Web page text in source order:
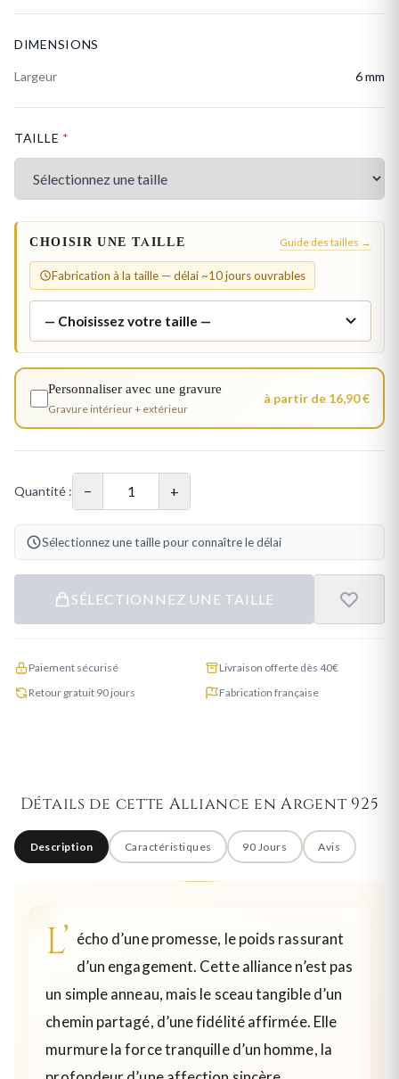
DIMENSIONS
Largeur 6 mm
TAILLE *
CHOISIR UNE TAILLE Guide des tailles →
Fabrication à la taille — délai ~10 jours ouvrables
Personnaliser avec une gravure
Gravure intérieur + extérieur
à partir de 16,90 €
Quantité : − +
Sélectionnez une taille pour connaître le délai
SÉLECTIONNEZ UNE TAILLE
Paiement sécurisé
Livraison offerte dès 40€
Retour gratuit 90 jours
Fabrication française
Détails de cette Alliance en Argent 925
Description Caractéristiques 90 Jours Avis
L’ écho d’une promesse, le poids rassurant
d’un engagement. Cette alliance n’est pas
un simple anneau, mais le sceau tangible d’un
chemin partagé, d’une fidélité affirmée. Elle
murmure la force tranquille d’un homme, la